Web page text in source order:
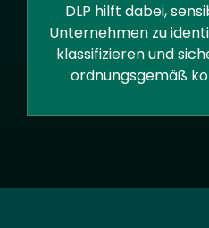
DLP hilft dabei,
Unternehmen zu
klassifizieren und
ordnungsgemäß